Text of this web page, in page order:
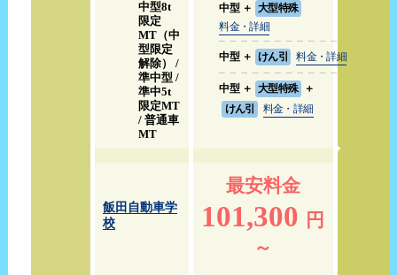
中型8t
限定
MT（中
型限定
解除） /
準中型 /
準中5t
限定MT
/ 普通車
MT
中型 ＋ 大型特殊
料金・詳細
中型 ＋ けん引 料金・詳細
中型 ＋ 大型特殊
＋
けん引
料金・詳細
飯田自動車学
校
最安料金
101,300 円
～